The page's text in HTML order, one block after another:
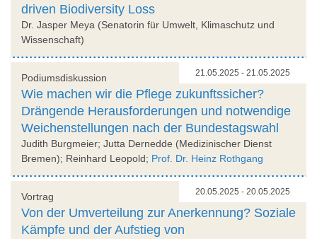
driven Biodiversity Loss
Dr. Jasper Meya (Senatorin für Umwelt, Klimaschutz und
Wissenschaft)
21.05.2025 - 21.05.2025
Podiumsdiskussion
Wie machen wir die Pflege zukunftssicher?
Drängende Herausforderungen und notwendige
Weichenstellungen nach der Bundestagswahl
Judith Burgmeier; Jutta Dernedde (Medizinischer Dienst
Bremen); Reinhard Leopold; Prof. Dr. Heinz Rothgang
20.05.2025 - 20.05.2025
Vortrag
Von der Umverteilung zur Anerkennung? Soziale
Kämpfe und der Aufstieg von